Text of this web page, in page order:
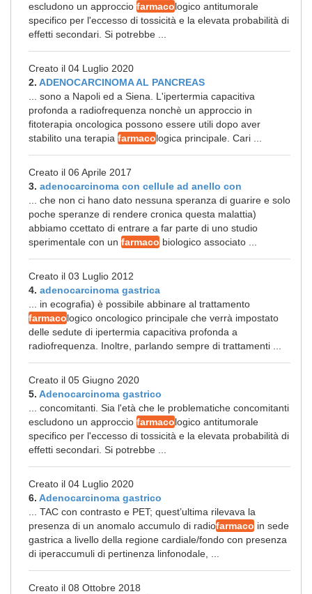
escludono un approccio farmacologico antitumorale
specifico per l'eccesso di tossicità e la elevata probabilità di
effetti secondari. Si potrebbe ...
Creato il 04 Luglio 2020
2. ADENOCARCINOMA AL PANCREAS
... sono a Napoli ed a Siena. L'ipertermia capacitiva
profonda a radiofrequenza nonchè un approccio in
fitoterapia oncologica possono essere utili dopo aver
stabilito una terapia farmacologica principale. Cari ...
Creato il 06 Aprile 2017
3. adenocarcinoma con cellule ad anello con
... che non ci hano dato nessuna speranza di guarire e solo
poche speranze di rendere cronica questa malattia)
abbiamo ccettato di entrare a far parte di uno studio
sperimentale con un farmaco biologico associato ...
Creato il 03 Luglio 2012
4. adenocarcinoma gastrica
... in ecografia) è possibile abbinare al trattamento
farmacologico oncologico principale che verrà impostato
delle sedute di ipertermia capacitiva profonda a
radiofrequenza. Inoltre, parlando sempre di trattamenti ...
Creato il 05 Giugno 2020
5. Adenocarcinoma gastrico
... concomitanti. Sia l'età che le problematiche concomitanti
escludono un approccio farmacologico antitumorale
specifico per l'eccesso di tossicità e la elevata probabilità di
effetti secondari. Si potrebbe ...
Creato il 04 Luglio 2020
6. Adenocarcinoma gastrico
... TAC con contrasto e PET; quest’ultima rilevava la
presenza di un anomalo accumulo di radiofarmaco in sede
gastrica a livello della regione cardiale/fondo con presenza
di iperaccumuli di pertinenza linfonodale, ...
Creato il 08 Ottobre 2018